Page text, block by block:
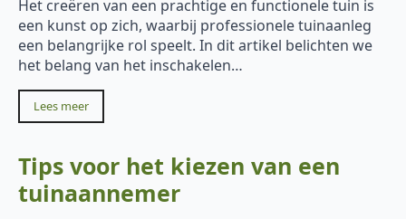
Het creëren van een prachtige en functionele tuin is
een kunst op zich, waarbij professionele tuinaanleg
een belangrijke rol speelt. In dit artikel belichten we
het belang van het inschakelen…
Lees meer
Tips voor het kiezen van een
tuinaannemer